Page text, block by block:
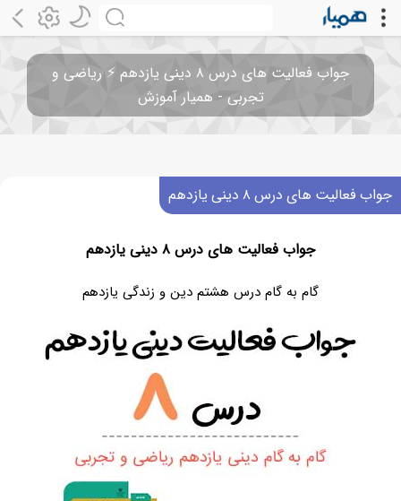
جواب فعالیت های درس ۸ دینی یازدهم ⚡️ ریاضی و
تجربی - همیار آموزش
جواب فعالیت های درس ۸ دینی یازدهم
جواب فعالیت های درس ۸ دینی یازدهم
گام به گام درس هشتم دین و زندگی یازدهم